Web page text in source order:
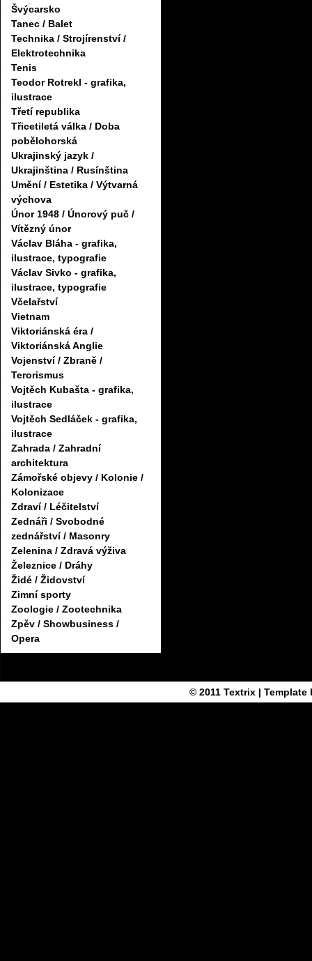
Švýcarsko
Tanec / Balet
Technika / Strojírenství /
Elektrotechnika
Tenis
Teodor Rotrekl - grafika,
ilustrace
Třetí republika
Třicetiletá válka / Doba
pobělohorská
Ukrajinský jazyk /
Ukrajinština / Rusínština
Umění / Estetika / Výtvarná
výchova
Únor 1948 / Únorový puč /
Vítězný únor
Václav Bláha - grafika,
ilustrace, typografie
Václav Sivko - grafika,
ilustrace, typografie
Včelařství
Vietnam
Viktoriánská éra /
Viktoriánská Anglie
Vojenství / Zbraně /
Terorismus
Vojtěch Kubašta - grafika,
ilustrace
Vojtěch Sedláček - grafika,
ilustrace
Zahrada / Zahradní
architektura
Zámořské objevy / Kolonie /
Kolonizace
Zdraví / Léčitelství
Zednáři / Svobodné
zednářství / Masonry
Zelenina / Zdravá výživa
Železnice / Dráhy
Židé / Židovství
Zimní sporty
Zoologie / Zootechnika
Zpěv / Showbusiness /
Opera
© 2011 Textrix| Template